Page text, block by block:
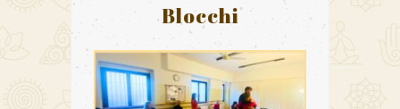
Blocchi